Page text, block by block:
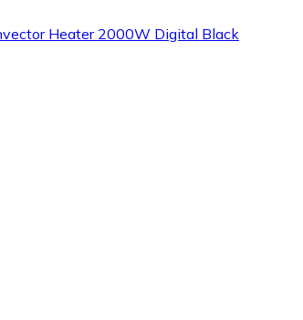
Heater 2000W Digital Black